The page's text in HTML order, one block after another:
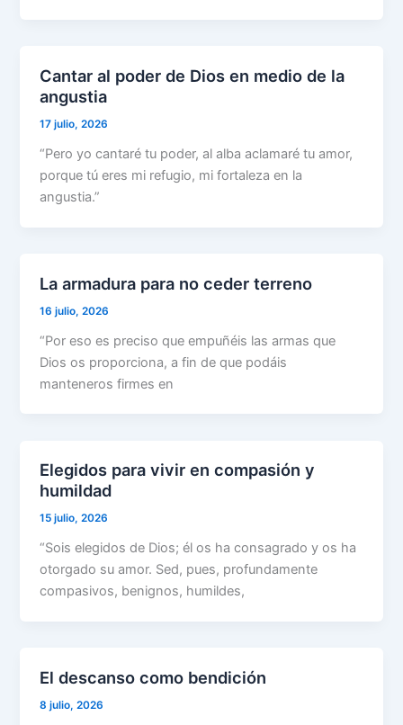
Cantar al poder de Dios en medio de la
angustia
17 julio, 2026
“Pero yo cantaré tu poder, al alba aclamaré tu amor,
porque tú eres mi refugio, mi fortaleza en la
angustia.”
La armadura para no ceder terreno
16 julio, 2026
“Por eso es preciso que empuñéis las armas que
Dios os proporciona, a fin de que podáis
manteneros firmes en
Elegidos para vivir en compasión y
humildad
15 julio, 2026
“Sois elegidos de Dios; él os ha consagrado y os ha
otorgado su amor. Sed, pues, profundamente
compasivos, benignos, humildes,
El descanso como bendición
8 julio, 2026